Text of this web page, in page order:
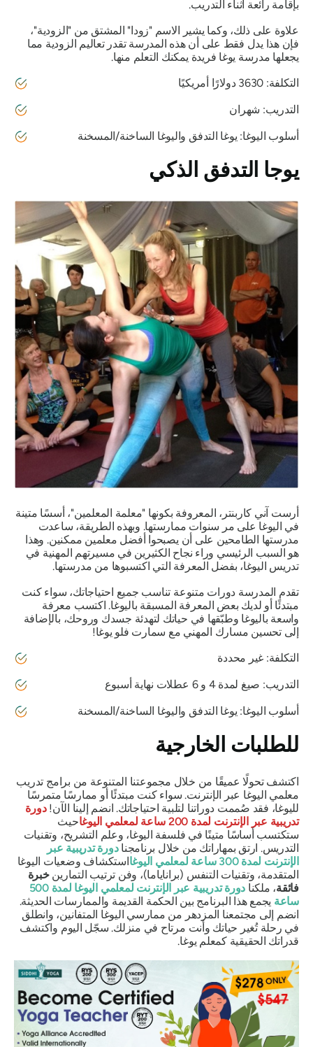
بإقامة رائعة أثناء التدريب.
علاوة على ذلك، وكما يشير الاسم "زودا" المشتق من "الزودية"،
فإن هذا يدل فقط على أن هذه المدرسة تقدر تعاليم الزودية مما
يجعلها مدرسة يوغا فريدة يمكنك التعلم منها.
التكلفة: 3630 دولارًا أمريكيًا
التدريب: شهران
أسلوب اليوغا: يوغا التدفق واليوغا الساخنة/المسخنة
يوجا التدفق الذكي
أرست آني كاربنتر، المعروفة بكونها "معلمة المعلمين"، أسسًا متينة
في اليوغا على مر سنوات ممارستها. وبهذه الطريقة، ساعدت
مدرستها الطامحين على أن يصبحوا أفضل معلمين ممكنين. وهذا
هو السبب الرئيسي وراء نجاح الكثيرين في مسيرتهم المهنية في
تدريس اليوغا، بفضل المعرفة التي اكتسبوها من مدرستها.
تقدم المدرسة دورات متنوعة تناسب جميع احتياجاتك، سواء كنت
مبتدئًا أو لديك بعض المعرفة المسبقة باليوغا. اكتسب معرفة
واسعة باليوغا وطبّقها في حياتك لتهدئة جسدك وروحك، بالإضافة
إلى تحسين مسارك المهني مع سمارت فلو يوغا!
التكلفة: غير محددة
التدريب: صيغ لمدة 4 و 6 عطلات نهاية أسبوع
أسلوب اليوغا: يوغا التدفق واليوغا الساخنة/المسخنة
للطلبات الخارجية
اكتشف تحولًا عميقًا من خلال مجموعتنا المتنوعة من برامج تدريب
معلمي اليوغا عبر الإنترنت. سواء كنت مبتدئًا أو ممارسًا متمرسًا
لليوغا، فقد صُممت دوراتنا لتلبية احتياجاتك. انضم إلينا الآن!دورة
تدريبية عبر الإنترنت لمدة 200 ساعة لمعلمي اليوغا
حيث
ستكتسب أساسًا متينًا في فلسفة اليوغا، وعلم التشريح، وتقنيات
التدريس. ارتقِ بمهاراتك من خلال برنامجنادورة تدريبية عبر
الإنترنت لمدة 300 ساعة لمعلمي اليوغا
استكشاف وضعيات اليوغا
المتقدمة، وتقنيات التنفس (براناياما)، وفن ترتيب التمارينخبرة
فائقة، ملكنا
دورة تدريبية عبر الإنترنت لمعلمي اليوغا لمدة 500
ساعةيجمع هذا البرنامج بين الحكمة القديمة والممارسات الحديثة.
انضم إلى مجتمعنا المزدهر من ممارسي اليوغا المتفانين، وانطلق
في رحلة تُغير حياتك وأنت مرتاح في منزلك. سجّل اليوم واكتشف
قدراتك الحقيقية كمعلم يوغا.